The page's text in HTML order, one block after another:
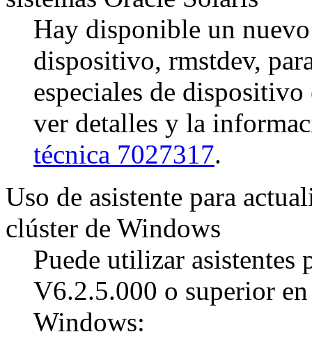
Hay disponible un
dispositivo, rmstdev,
especiales de
ver detalles y la
técnica 7027317.
Uso de asistente para
clúster de Windows
Puede utilizar asistentes
V6.2.5.000 o superior
Windows: